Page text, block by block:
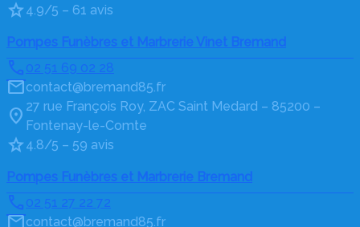
4.9/5 – 61 avis
Pompes Funèbres et Marbrerie Vinet Bremand
02 51 69 02 28
contact@bremand85.fr
27 rue François Roy, ZAC Saint Medard – 85200 –
Fontenay-le-Comte
4.8/5 – 59 avis
Pompes Funèbres et Marbrerie Bremand
02 51 27 22 72
contact@bremand85.fr